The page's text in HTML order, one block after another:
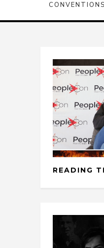
CONVENTIONS
READING